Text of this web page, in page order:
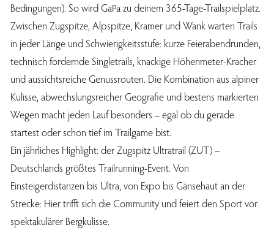
Bedingungen). So wird GaPa zu deinem 365-Tage-Trailspielplatz.
Zwischen Zugspitze, Alpspitze, Kramer und Wank warten Trails
in jeder Länge und Schwierigkeitsstufe: kurze Feierabendrunden,
technisch fordernde Singletrails, knackige Höhenmeter-Kracher
und aussichtsreiche Genussrouten. Die Kombination aus alpiner
Kulisse, abwechslungsreicher Geografie und bestens markierten
Wegen macht jeden Lauf besonders – egal ob du gerade
startest oder schon tief im Trailgame bist.
Ein jährliches Highlight: der Zugspitz Ultratrail (ZUT) –
Deutschlands größtes Trailrunning-Event. Von
Einsteigerdistanzen bis Ultra, von Expo bis Gänsehaut an der
Strecke: Hier trifft sich die Community und feiert den Sport vor
spektakulärer Bergkulisse.